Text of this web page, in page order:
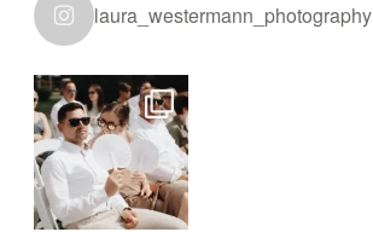
KONTAKT
laura_westermann_photography